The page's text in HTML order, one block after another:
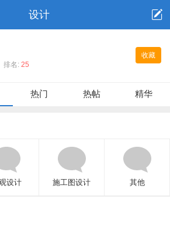
设计
收藏
排名: 25
热门 热帖 精华
设计 施工图设计 其他